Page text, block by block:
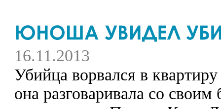
16.11.2013
Убийца ворвался в
она разговаривала со